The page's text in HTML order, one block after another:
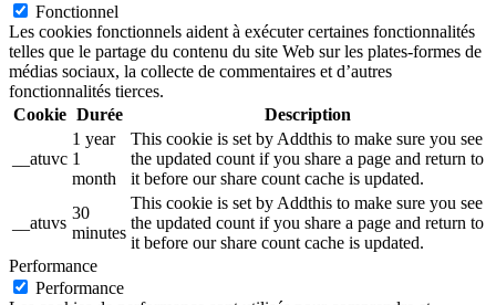
Fonctionnel
Les cookies fonctionnels aident à exécuter certaines fonctionnalités
telles que le partage du contenu du site Web sur les plates-formes de
médias sociaux, la collecte de commentaires et d’autres
fonctionnalités tierces.
Cookie Durée Description
__atuvc
1 year
1
month
This cookie is set by Addthis to make sure you see
the updated count if you share a page and return to
it before our share count cache is updated.
__atuvs
30
minutes
This cookie is set by Addthis to make sure you see
the updated count if you share a page and return to
it before our share count cache is updated.
Performance
Performance